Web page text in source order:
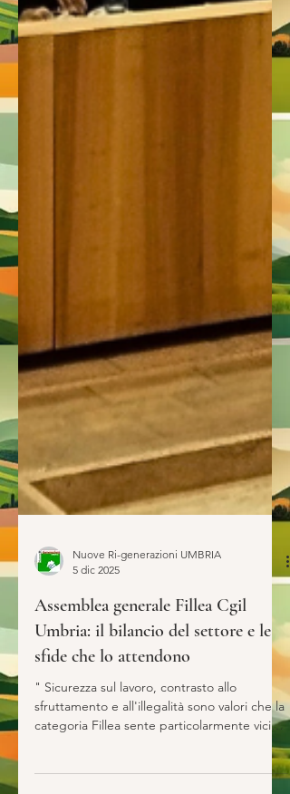
5 dic 2025
Assemblea generale Fillea Cgil
Umbria: il bilancio del settore e le
sfide che lo attendono
" Sicurezza sul lavoro, contrasto allo
categoria Fillea sente particolarmente vicini"